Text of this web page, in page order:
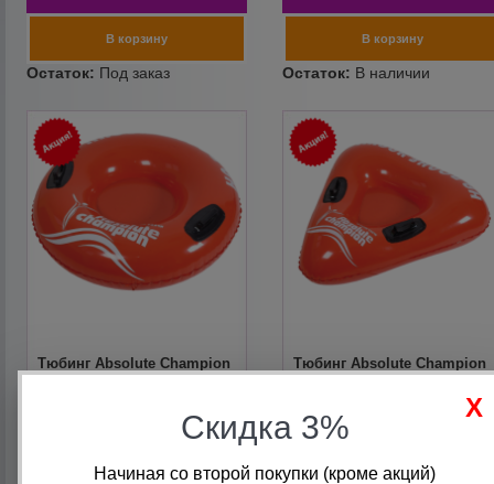
Тюбинг Absolute Champion
красный d100 см (Акция)
590 руб.
Тюбинг Absolute Champion
треугольный красный
руб.
Скидка 3%
Начиная со второй покупки (кроме акций)